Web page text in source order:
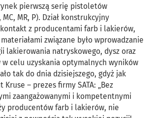
pierwszą serię pistoletów
MR, P). Dział konstrukcyjny
kontakt z producentami farb i lakierów,
związane było wprowadzanie
lakierowania natryskowego, dysz oraz
celu uzyskania optymalnych wyników
tak do dnia dzisiejszego, gdyż jak
– prezes firmy SATA: „Bez
zaangażowanymi i kompetentnymi
producentów farb i lakierów, nie